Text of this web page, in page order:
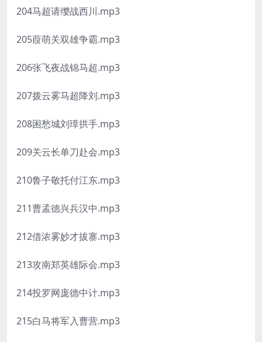
204马超请缨战西川.mp3
205葭萌关双雄争霸.mp3
206张飞夜战锦马超.mp3
207拨云雾马超降刘.mp3
208困愁城刘璋拱手.mp3
209关云长单刀赴会.mp3
210鲁子敬托付江东.mp3
211曹孟德兴兵汉中.mp3
212借浓雾妙才拔寨.mp3
213攻南郑英雄际会.mp3
214投罗网庞德中计.mp3
215白马将军入曹营.mp3